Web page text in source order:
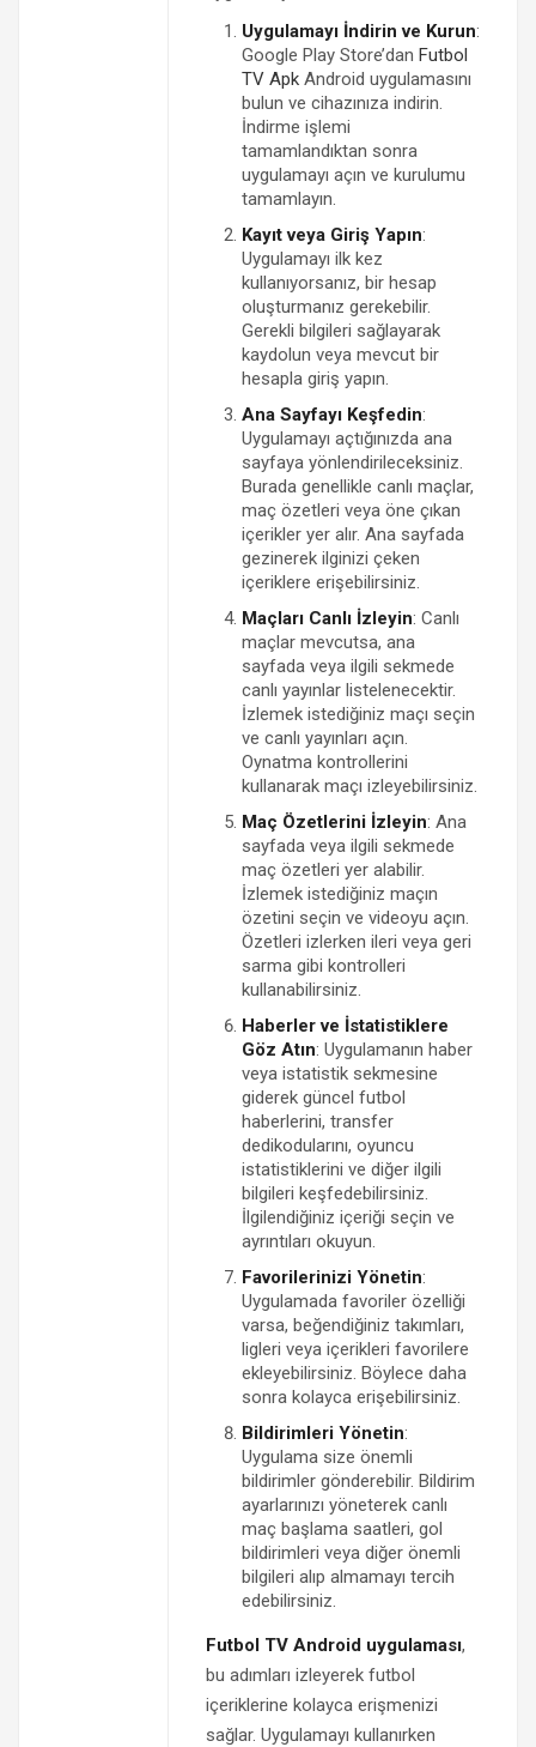
Uygulamayı İndirin ve Kurun:
Google Play Store’dan Futbol
TV ApkAndroid uygulamasını
bulun ve cihazınıza indirin.
İndirme işlemi
tamamlandıktan sonra
uygulamayı açın ve kurulumu
tamamlayın.
Kayıt veya Giriş Yapın:
Uygulamayı ilk kez
kullanıyorsanız, bir hesap
oluşturmanız gerekebilir.
Gerekli bilgileri sağlayarak
kaydolun veya mevcut bir
hesapla giriş yapın.
Ana Sayfayı Keşfedin:
Uygulamayı açtığınızda ana
sayfaya yönlendirileceksiniz.
Burada genellikle canlı maçlar,
maç özetleri veya öne çıkan
içerikler yer alır. Ana sayfada
gezinerek ilginizi çeken
içeriklere erişebilirsiniz.
Maçları Canlı İzleyin: Canlı
maçlar mevcutsa, ana
sayfada veya ilgili sekmede
canlı yayınlar listelenecektir.
İzlemek istediğiniz maçı seçin
ve canlı yayınları açın.
Oynatma kontrollerini
kullanarak maçı izleyebilirsiniz.
Maç Özetlerini İzleyin: Ana
sayfada veya ilgili sekmede
maç özetleri yer alabilir.
İzlemek istediğiniz maçın
özetini seçin ve videoyu açın.
Özetleri izlerken ileri veya geri
sarma gibi kontrolleri
kullanabilirsiniz.
Haberler ve İstatistiklere
Göz Atın: Uygulamanın haber
veya istatistik sekmesine
giderek güncel futbol
haberlerini, transfer
dedikodularını, oyuncu
istatistiklerini ve diğer ilgili
bilgileri keşfedebilirsiniz.
İlgilendiğiniz içeriği seçin ve
ayrıntıları okuyun.
Favorilerinizi Yönetin:
Uygulamada favoriler özelliği
varsa, beğendiğiniz takımları,
ligleri veya içerikleri favorilere
ekleyebilirsiniz. Böylece daha
sonra kolayca erişebilirsiniz.
Bildirimleri Yönetin:
Uygulama size önemli
bildirimler gönderebilir. Bildirim
ayarlarınızı yöneterek canlı
maç başlama saatleri, gol
bildirimleri veya diğer önemli
bilgileri alıp almamayı tercih
edebilirsiniz.
Futbol TV Android uygulaması,
bu adımları izleyerek futbol
içeriklerine kolayca erişmenizi
sağlar. Uygulamayı kullanırken